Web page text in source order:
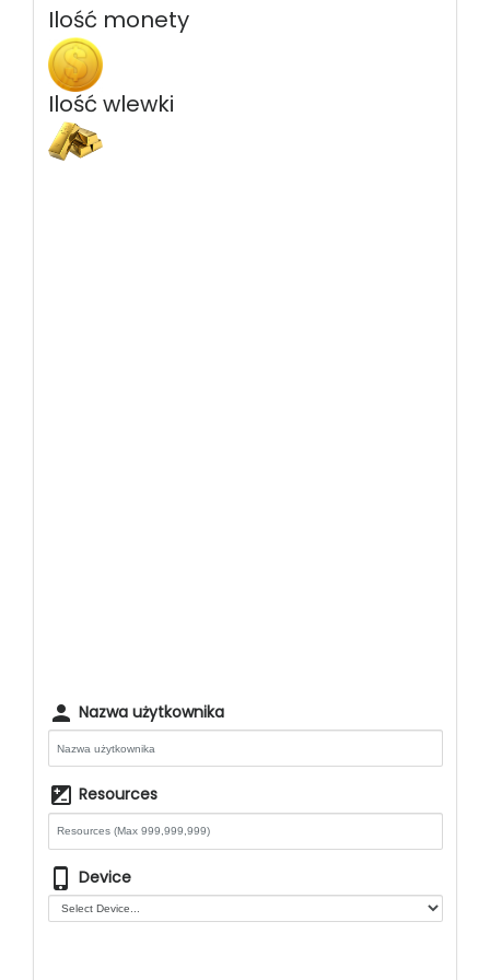
Ilość monety
Ilość wlewki
person Nazwa użytkownika
iso Resources
phone_iphone Device